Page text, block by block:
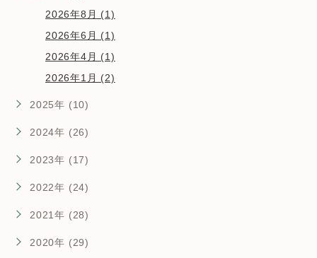
2026年8月 (1)
2026年6月 (1)
2026年4月 (1)
2026年1月 (2)
2025年 (10)
2024年 (26)
2023年 (17)
2022年 (24)
2021年 (28)
2020年 (29)